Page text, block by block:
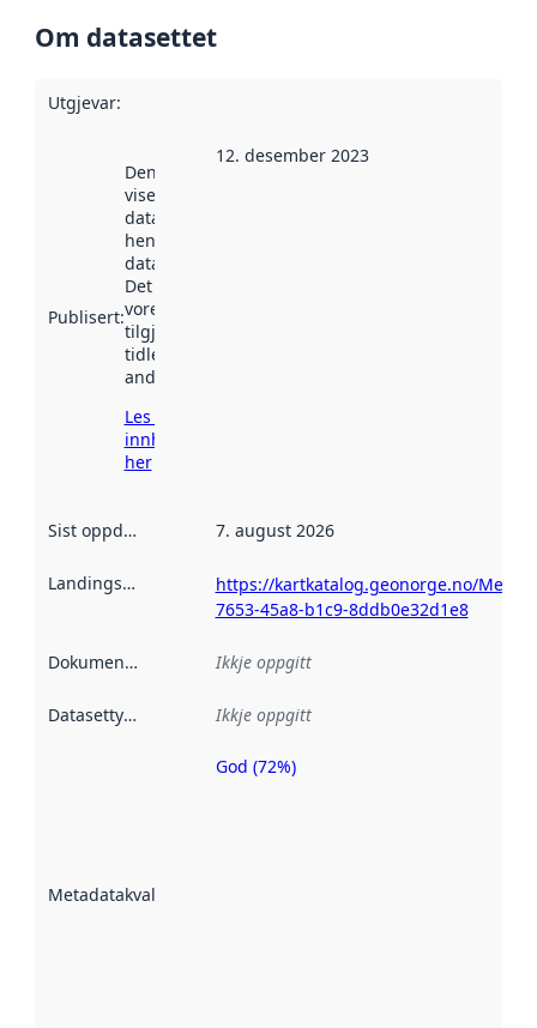
Om datasettet
Utgjevar:
Publisert:
Denne datoen
viser når
datasettet vart
henta inn av
data.norge.no.
Det kan ha
vore
tilgjengeleg
tidlegare
andre stader.
Les meir om
innhenting
her
12. desember 2023
Sist oppdatert 7. august 2026
Landingsside
https://kartkatalog.geonorge.no/
7653-45a8-b1c9-8ddb0e32d1e8
Dokumentasjon Ikkje oppgitt
Datasettype Ikkje oppgitt
Metadatakvalitet
Metadatakvalitet
God (72%)